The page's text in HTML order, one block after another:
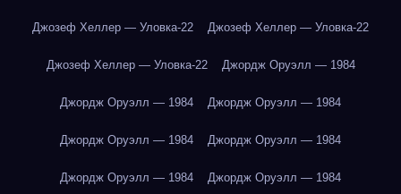
Джозеф Хеллер — Уловка-22 Джозеф Хеллер — Уловка-22
Джозеф Хеллер — Уловка-22 Джордж Оруэлл — 1984
Джордж Оруэлл — 1984 Джордж Оруэлл — 1984
Джордж Оруэлл — 1984 Джордж Оруэлл — 1984
Джордж Оруэлл — 1984 Джордж Оруэлл — 1984